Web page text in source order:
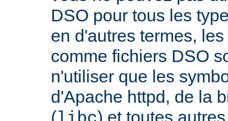
DSO pour tous les
en d'autres termes,
comme fichiers DSO
n'utiliser que les
d'Apache httpd, de la
(
) et toutes